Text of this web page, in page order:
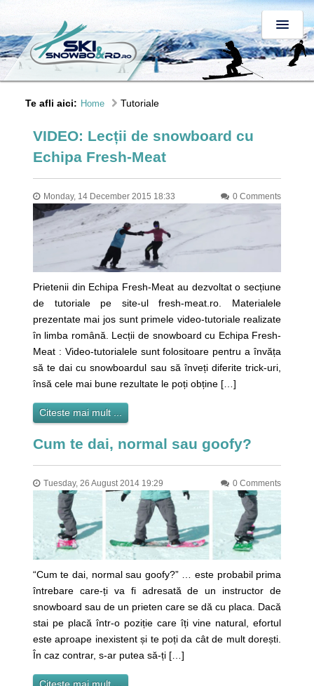
Te afli aici: Home Tutoriale
VIDEO: Lecții de snowboard cu
Echipa Fresh-Meat
Monday, 14 December 2015 18:33 0 Comments
Prietenii din Echipa Fresh-Meat au dezvoltat o secțiune
de tutoriale pe site-ul fresh-meat.ro. Materialele
prezentate mai jos sunt primele video-tutoriale realizate
în limba română. Lecții de snowboard cu Echipa Fresh-
Meat : Video-tutorialele sunt folositoare pentru a învăța
să te dai cu snowboardul sau să înveți diferite trick-uri,
însă cele mai bune rezultate le poți obține […]
Citeste mai mult ...
Cum te dai, normal sau goofy?
Tuesday, 26 August 2014 19:29 0 Comments
“Cum te dai, normal sau goofy?” … este probabil prima
întrebare care-ți va fi adresată de un instructor de
snowboard sau de un prieten care se dă cu placa. Dacă
stai pe placă într-o poziție care îți vine natural, efortul
este aproape inexistent și te poți da cât de mult dorești.
În caz contrar, s-ar putea să-ți […]